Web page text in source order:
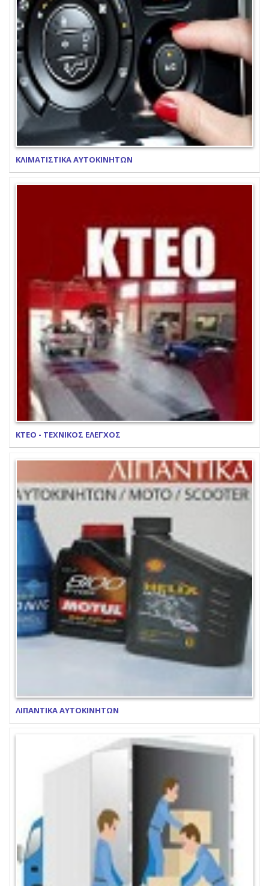
ΚΛΙΜΑΤΙΣΤΙΚΑ ΑΥΤΟΚΙΝΗΤΩΝ
ΚΤΕΟ - ΤΕΧΝΙΚΟΣ ΕΛΕΓΧΟΣ
ΛΙΠΑΝΤΙΚΑ ΑΥΤΟΚΙΝΗΤΩΝ